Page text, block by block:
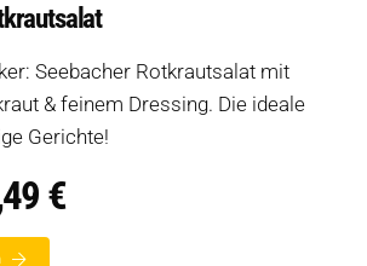
Seebacher Rotkrautsalat mit
& feinem Dressing. Die ideale
Gerichte!
€Preisspanne:
1,85 €